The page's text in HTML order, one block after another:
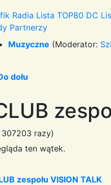
Radia Lista TOP80 DC
Partnerzy
Muzyczne (Moderator:
dołu
razy)
ten wątek.
zespołu VISION TALK